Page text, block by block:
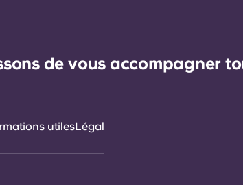
de vous accompagner
utilesLégal